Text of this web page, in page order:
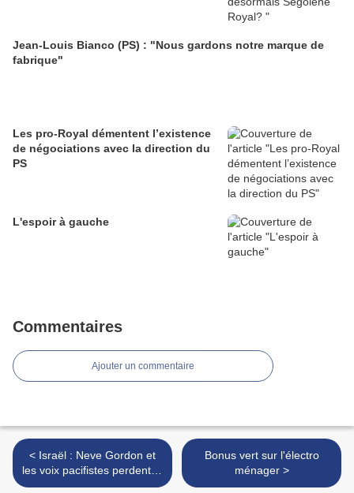
Jean-Louis Bianco (PS) : "Nous gardons notre marque de
fabrique"
Les pro-Royal démentent l’existence
de négociations avec la direction du
PS
L'espoir à gauche
Commentaires
Ajouter un commentaire
< Israël : Neve Gordon et
les voix pacifistes perdent la
bataille
Bonus vert sur l'électro
ménager >